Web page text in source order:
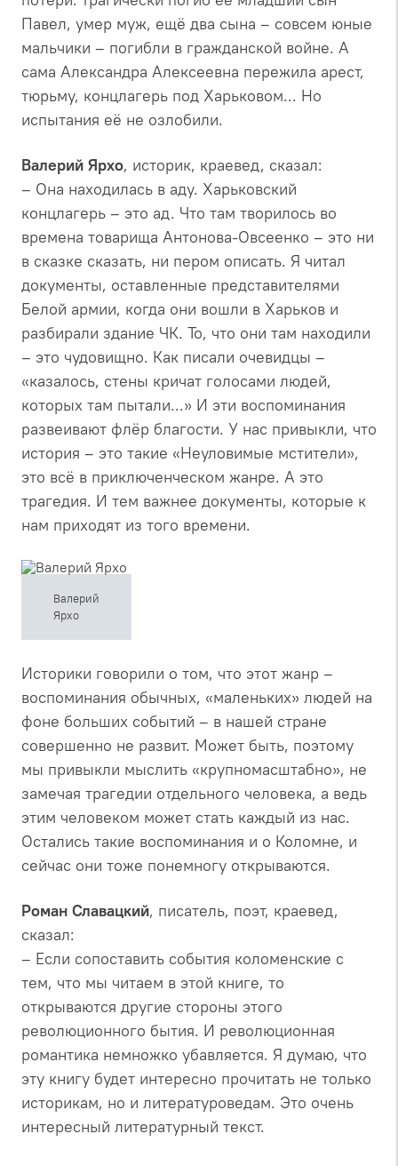
Павел, умер муж, ещё два сына – совсем юные
мальчики – погибли в гражданской войне. А
сама Александра Алексеевна пережила арест,
тюрьму, концлагерь под Харьковом... Но
испытания её не озлобили.
Валерий Ярхо, историк, краевед, сказал:
– Она находилась в аду. Харьковский
концлагерь – это ад. Что там творилось во
времена товарища Антонова-Овсеенко – это ни
в сказке сказать, ни пером описать. Я читал
документы, оставленные представителями
Белой армии, когда они вошли в Харьков и
разбирали здание ЧК. То, что они там находили
– это чудовищно. Как писали очевидцы –
«казалось, стены кричат голосами людей,
которых там пытали...» И эти воспоминания
развеивают флёр благости. У нас привыкли, что
история – это такие «Неуловимые мстители»,
это всё в приключенческом жанре. А это
трагедия. И тем важнее документы, которые к
нам приходят из того времени.
Валерий
Ярхо
Историки говорили о том, что этот жанр –
воспоминания обычных, «маленьких» людей на
фоне больших событий – в нашей стране
совершенно не развит. Может быть, поэтому
мы привыкли мыслить «крупномасштабно», не
замечая трагедии отдельного человека, а ведь
этим человеком может стать каждый из нас.
Остались такие воспоминания и о Коломне, и
сейчас они тоже понемногу открываются.
Роман Славацкий, писатель, поэт, краевед,
сказал:
– Если сопоставить события коломенские с
тем, что мы читаем в этой книге, то
открываются другие стороны этого
революционного бытия. И революционная
романтика немножко убавляется. Я думаю, что
эту книгу будет интересно прочитать не только
историкам, но и литературоведам. Это очень
интересный литературный текст.